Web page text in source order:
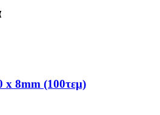
x 8mm (100τεμ)